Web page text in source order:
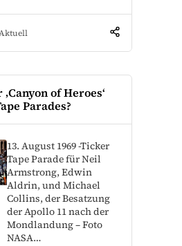
of Heroes‘
Parades?
13. August 1969 -Ticker
Tape Parade für Neil
Armstrong, Edwin
Aldrin, und Michael
Collins, der Besatzung
der Apollo 11 nach der
Mondlandung – Foto
NASA…